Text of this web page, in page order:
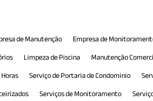
de Manutenção
Empresa de
Limpeza de Piscina Manutenção
Serviço de Portaria de Condominio
Serviços de Monitoramento